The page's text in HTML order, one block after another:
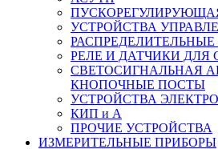
УСТРОЙСТВА
РЕЛЕ И ДАТЧИКИ ДЛЯ
СВЕТОСИГНАЛЬНАЯ
КНОПОЧНЫЕ ПОСТЫ
УСТРОЙСТВА
КИП и А
ПРОЧИЕ УСТРОЙСТВА
ИЗМЕРИТЕЛЬНЫЕ ПРИБОРЫ